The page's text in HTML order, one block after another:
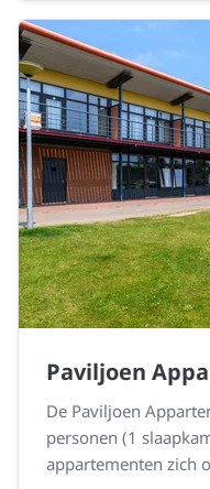
Paviljoen
De Paviljoen
personen (1
appartementen zich